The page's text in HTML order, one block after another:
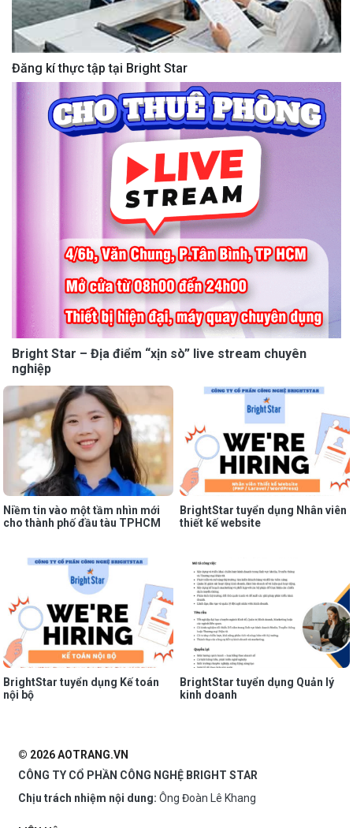
Đăng kí thực tập tại Bright Star
Bright Star – Địa điểm “xịn sò” live stream chuyên
nghiệp
Niềm tin vào một tầm nhìn mới
cho thành phố đầu tàu TPHCM
BrightStar tuyển dụng Nhân viên
thiết kế website
BrightStar tuyển dụng Kế toán
nội bộ
BrightStar tuyển dụng Quản lý
kinh doanh
© 2026 AOTRANG.VN
CÔNG TY CỔ PHẦN CÔNG NGHỆ BRIGHT STAR
Chịu trách nhiệm nội dung: Ông Đoàn Lê Khang